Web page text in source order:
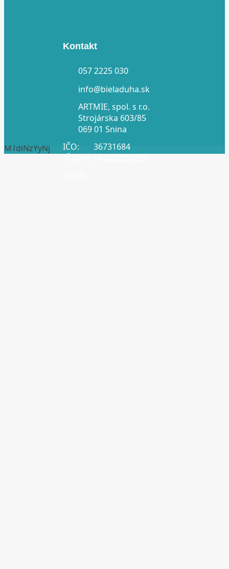
Kontakt
057 2225 030
info@bieladuha.sk
ARTMIE, spol. s r.o.
Strojárska 603/85
069 01 Snina
IČO:
36731684
IČ DPH:SK2022320355
MTdlNzYyNj